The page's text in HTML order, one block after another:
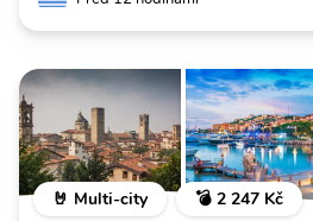
🤘 Multi-city 💣 2 247 Kč